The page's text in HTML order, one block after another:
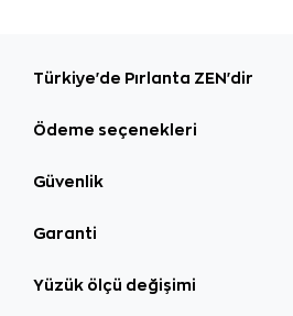
Türkiye'de Pırlanta ZEN'dir
Ödeme seçenekleri
Güvenlik
Garanti
Yüzük ölçü değişimi